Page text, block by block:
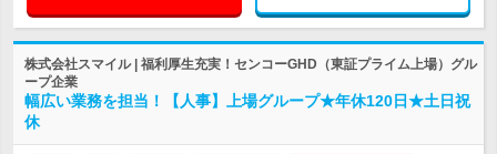
株式会社スマイル | 福利厚生充実！センコーGHD（東証プライム上場）グル
ープ企業
幅広い業務を担当！【人事】上場グループ★年休120日★土日祝
休